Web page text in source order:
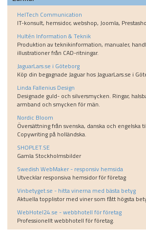
HelTech Communication
IT-konsult, hemsidor, webshop, Joomla,
Hultén Information & Teknik
Produktion av teknikinformation, manualer,
illustrationer från CAD-ritningar.
JaguarLars.se i Göteborg
Köp din begagnade Jaguar hos JaguarLars.se i
Linda Fallenius Design
Designade guld- och silversmycken. Ringar,
armband och smycken för män.
Nordic Bloom
Översättning från svenska, danska och engelska
Copywriting på holländska.
SHOPLET.SE
Gamla Stockholmsbilder
Swedish WebMaker - responsiv hemsida
Utvecklar responsiva hemsidor för företag
Vinbetyget.se - hitta vinerna med bästa betyg
Aktuella topplistor med viner som fått högsta
WebHotel24.se - webbhotell för företag
Professionellt webbhotell för företag.